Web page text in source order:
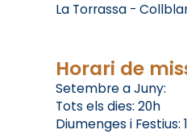
La Torrassa -
Horari de
Setembre a Juny:
Tots els dies: 20h
Diumenges i Festius: